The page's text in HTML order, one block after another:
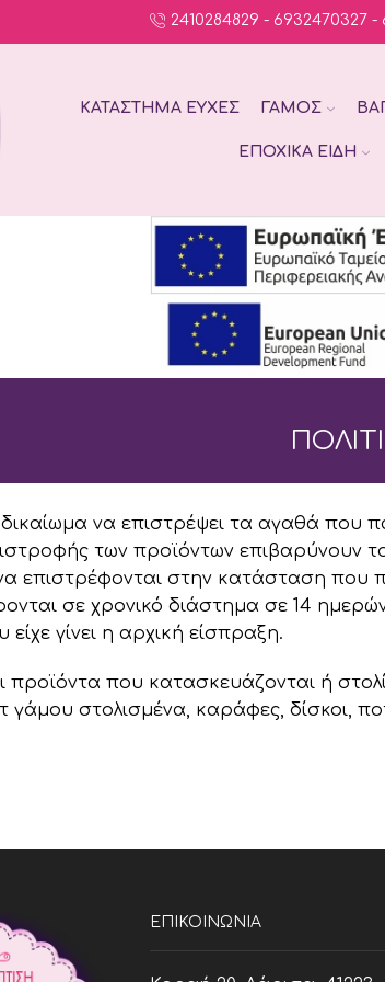
2410284829 - 6932470327 -
ΚΑΤΆΣΤΗΜΑ ΕΥΧΈΣ ΓΆΜΟΣ
ΕΠΟΧΙΚΆ ΕΊΔΗ
δικαίωμα να επιστρέψει τα αγαθά
των προϊόντων επιβαρύνουν
επιστρέφονται στην κατάσταση που
σε χρονικό διάστημα σε 14
γίνει η αρχική είσπραξη.
προϊόντα που κατασκευάζονται ή
γάμου στολισμένα, καράφες, δίσκοι,
ΕΠΙΚΟΙΝΩΝΊΑ